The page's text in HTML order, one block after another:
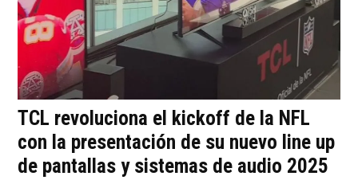
TCL revoluciona el kickoff de la NFL
con la presentación de su nuevo line up
de pantallas y sistemas de audio 2025